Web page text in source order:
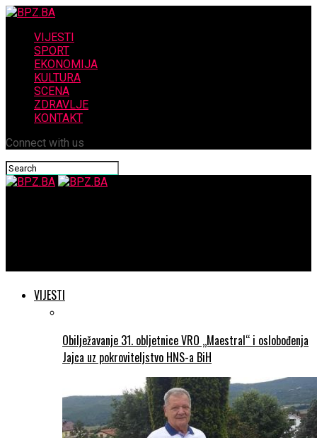
VIJESTI
SPORT
EKONOMIJA
KULTURA
SCENA
ZDRAVLJE
KONTAKT
Connect with us
VIJESTI
Obilježavanje 31. obljetnice VRO „Maestral“ i oslobođenja
Jajca uz pokroviteljstvo HNS-a BiH